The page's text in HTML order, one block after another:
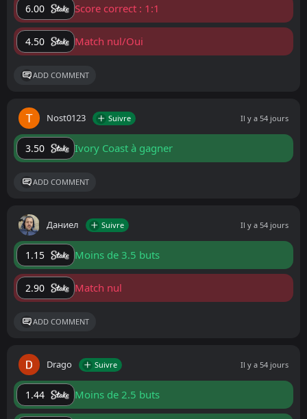
6.00 Score correct : 1:1
4.50 Match nul/Oui
ADD COMMENT
Nost0123 Suivre Il y a 54 jours
3.50 Ivory Coast à gagner
ADD COMMENT
Даниел Suivre Il y a 54 jours
1.15 Moins de 3.5 buts
2.90 Match nul
ADD COMMENT
Drago Suivre Il y a 54 jours
1.44 Moins de 2.5 buts